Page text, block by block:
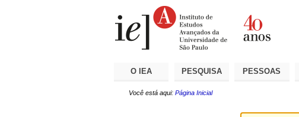
O IEA PESQUISA PESSOAS
Você está aqui: Página Inicial